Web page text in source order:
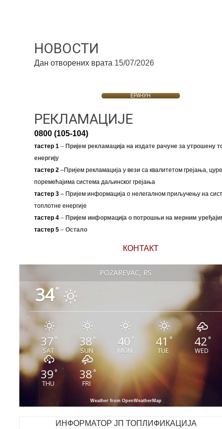
НОВОСТИ
Дан отворених врата 15/07/2026
ЕРАЧУН
РЕКЛАМАЦИЈЕ
0800 (105-104)
тастер 1–Пријем рекламација на издате рачуне за утрошену
енергију
тастер 2–Пријем рекламација у вези са квалитетом грејања,
поремећајима система даљинског грејања
тастер 3– Пријем информација о нелегалном приључењу на
топлотне енергије
тастер 4 – Пријем информација о потрошњи на мерним
тастер 5 – Остало
КОНТАКТ
POŽAREVAC, RS
34°
37°
SAT
38°
SUN
40 °
MON
41°
TUE
42°
WED
39°
THU
38°
FRI
Weather from OpenWeatherMap
ИНФОРМАТОР ЈП ТОПЛИФИКАЦИЈА